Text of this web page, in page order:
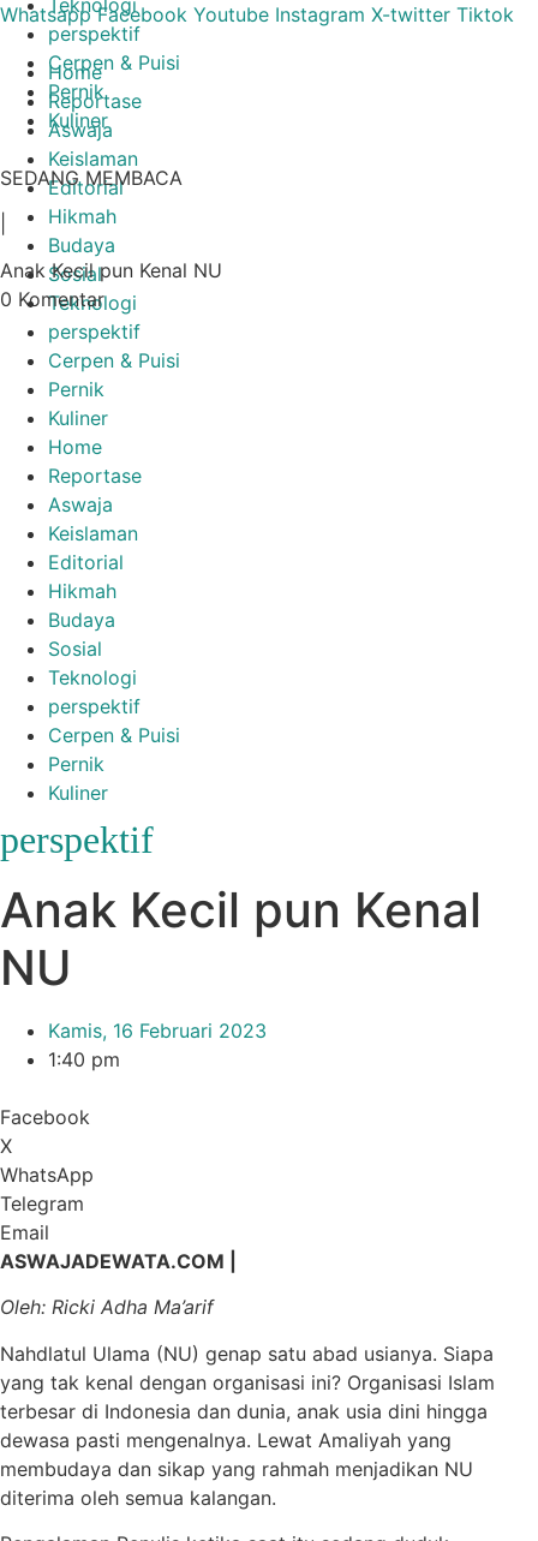
Lewati
konten
Whatsapp Facebook Youtube Instagram X-twitter Tiktok
Home
Reportase
Aswaja
Keislaman
Editorial
Hikmah
Budaya
Sosial
Teknologi
perspektif
Cerpen & Puisi
Pernik
Kuliner
Home
Reportase
Aswaja
Keislaman
Editorial
Hikmah
Budaya
Sosial
Teknologi
perspektif
Cerpen & Puisi
Pernik
Kuliner
Teknologi
perspektif
Cerpen & Puisi
Pernik
Kuliner
SEDANG MEMBACA
Anak Kecil pun Kenal NU
0 Komentar
perspektif
Anak Kecil pun Kenal
NU
Kamis, 16 Februari 2023
1:40 pm
Facebook
X
WhatsApp
Telegram
Email
ASWAJADEWATA.COM |
Oleh: Ricki Adha Ma’arif
Nahdlatul Ulama (NU) genap satu abad usianya. Siapa
yang tak kenal dengan organisasi ini? Organisasi Islam
terbesar di Indonesia dan dunia, anak usia dini hingga
dewasa pasti mengenalnya. Lewat Amaliyah yang
membudaya dan sikap yang rahmah menjadikan NU
diterima oleh semua kalangan.